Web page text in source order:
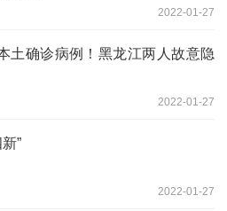
2022-01-27
土确诊病例！黑龙江两人故意隐
2022-01-27
”
2022-01-27